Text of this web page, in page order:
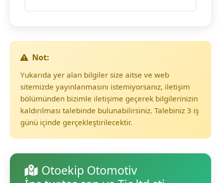
Not:
Yukarıda yer alan bilgiler size aitse ve web
sitemizde yayınlanmasını istemiyorsanız, iletişim
bölümünden bizimle iletişime geçerek bilgilerinizin
kaldırılması talebinde bulunabilirsiniz. Talebiniz 3 iş
günü içinde gerçekleştirilecektir.
Otoekip Otomotiv